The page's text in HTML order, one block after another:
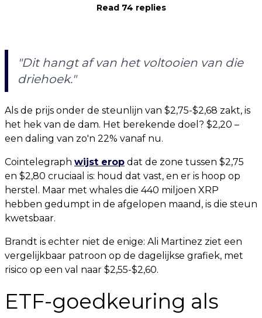
Read 74 replies
"Dit hangt af van het voltooien van die
driehoek."
Als de prijs onder de steunlijn van $2,75-$2,68 zakt, is
het hek van de dam. Het berekende doel? $2,20 –
een daling van zo'n 22% vanaf nu.
Cointelegraph wijst erop dat de zone tussen $2,75
en $2,80 cruciaal is: houd dat vast, en er is hoop op
herstel. Maar met whales die 440 miljoen XRP
hebben gedumpt in de afgelopen maand, is die steun
kwetsbaar.
Brandt is echter niet de enige: Ali Martinez ziet een
vergelijkbaar patroon op de dagelijkse grafiek, met
risico op een val naar $2,55-$2,60.
ETF-goedkeuring als